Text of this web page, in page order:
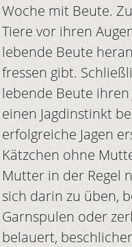
Woche mit Beute.
Tiere vor ihren
lebende Beute
fressen gibt.
lebende Beute ihren
einen Jagdinstinkt
erfolgreiche Jagen
Kätzchen ohne
Mutter in der Regel
sich darin zu üben,
Garnspulen oder
belauert,